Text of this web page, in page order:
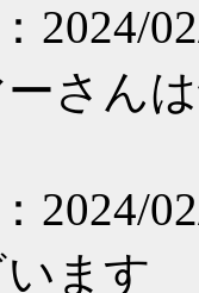
：2024/
さん
：2024/
ます